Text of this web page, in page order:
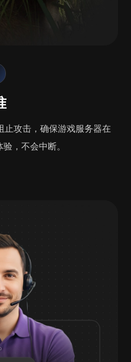
止攻击，确保游戏服务器在
，不会中断。